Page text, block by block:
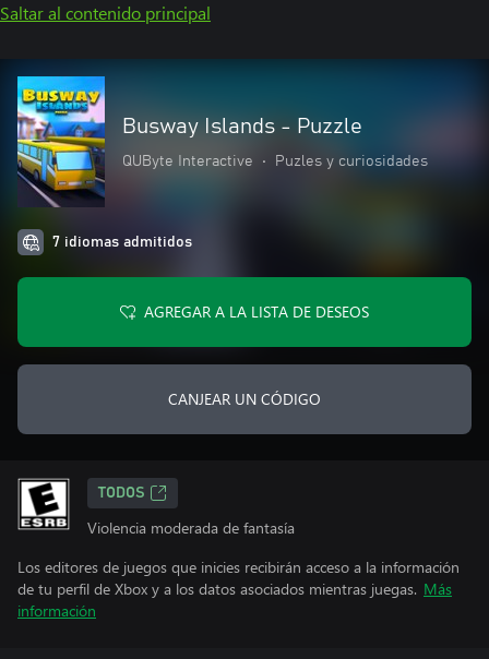
Saltar al contenido principal
Busway Islands - Puzzle
QUByte Interactive • Puzles y curiosidades
7 idiomas admitidos
AGREGAR A LA LISTA DE DESEOS
CANJEAR UN CÓDIGO
TODOS
Violencia moderada de fantasía
Los editores de juegos que inicies recibirán acceso a la información
de tu perfil de Xbox y a los datos asociados mientras juegas. Más
información